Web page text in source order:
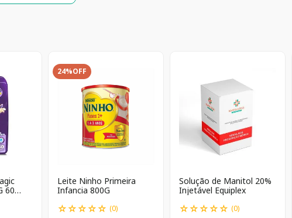
60
24%OFF
Leite Ninho Primeira
Infancia 800G
☆☆☆☆☆ (0)
Solução de Manitol 20%
Injetável Equiplex
☆☆☆☆☆ (0)